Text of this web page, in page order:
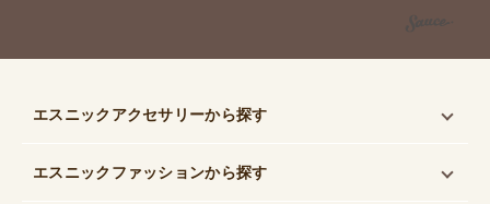
エスニックアクセサリーから探す
エスニックファッションから探す